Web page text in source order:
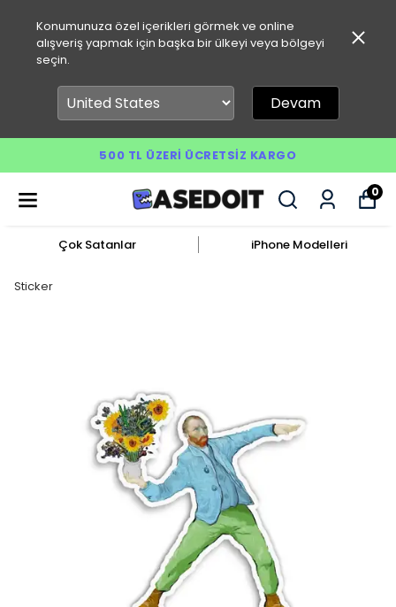
Konumunuza özel içerikleri görmek ve online
alışveriş yapmak için başka bir ülkeyi veya bölgeyi
seçin.
Devam
500 TL ÜZERI ÜCRETSIZ KARGO
0
Çok Satanlar iPhone Modelleri
Sticker